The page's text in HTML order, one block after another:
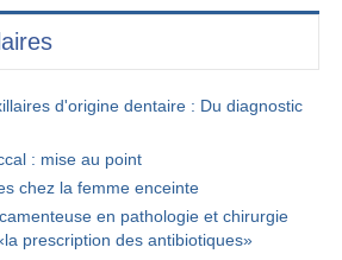
d'origine dentaire : Du diagnostic
: mise au point
chez la femme enceinte
en pathologie et chirurgie
prescription des antibiotiques»